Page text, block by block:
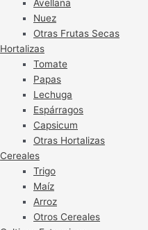
Avellana
Nuez
Otras Frutas Secas
Hortalizas
Tomate
Papas
Lechuga
Espárragos
Capsicum
Otras Hortalizas
Cereales
Trigo
Maíz
Arroz
Otros Cereales